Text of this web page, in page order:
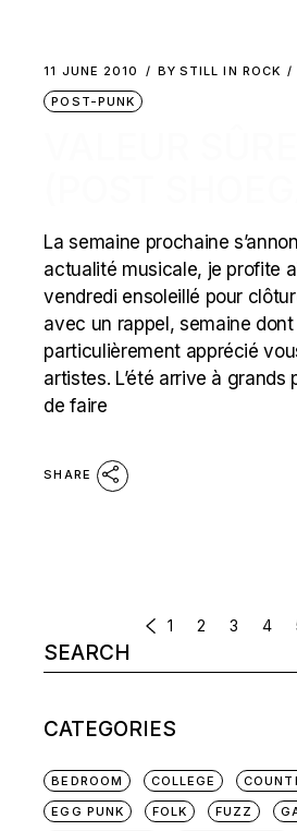
11 JUNE 2010 BY STILL IN ROCK
POST-PUNK
La semaine prochaine
actualité musicale, je profite
vendredi ensoleillé pour
avec un rappel, semaine dont
particulièrement apprécié
artistes. L’été arrive à grands
de faire
SHARE
POSTS
NAVIGATION
1 2 3 4
Search
for:
CATEGORIES
BEDROOM COLLEGE
EGG PUNK
FOLK FUZZ